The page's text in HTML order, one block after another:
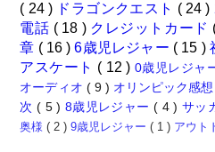
( 24 ) ドラゴンクエスト ( 24 )
電話 ( 18 ) クレジットカード
章 ( 16 )6歳児レジャー ( 15 )
アスケート ( 12 ) 0歳児レジャ
オーディオ ( 9 ) オリンピック感
次( 5 ) 8歳児レジャー( 4 ) サッ
奥様( 2 )9歳児レジャー( 1 ) アウト